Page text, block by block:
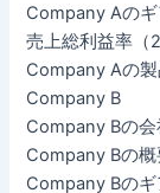
Company Aのギ
売上総利益率（
Company Aの
Company B
Company Bの会
Company Bの
Company Bのギ